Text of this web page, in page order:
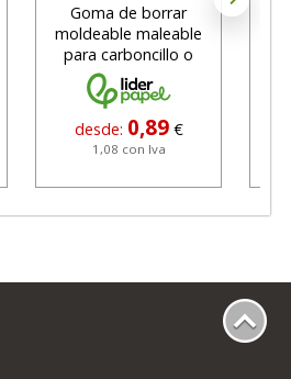
Goma de borrar
moldeable maleable
para carboncillo o
grafito
desde: 0,89 €
1,08 con Iva